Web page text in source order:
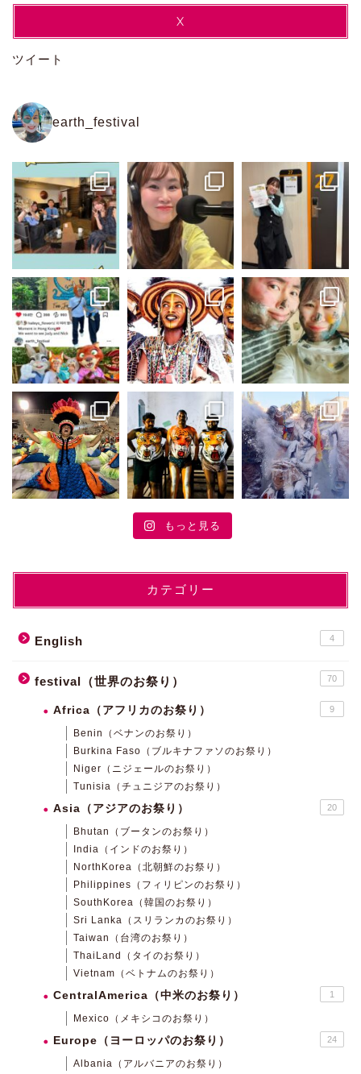
X
ツイート
earth_festival
もっと見る
カテゴリー
English 4
festival（世界のお祭り） 70
Africa（アフリカのお祭り） 9
Benin（ベナンのお祭り）
Burkina Faso（ブルキナファソのお祭り）
Niger（ニジェールのお祭り）
Tunisia（チュニジアのお祭り）
Asia（アジアのお祭り） 20
Bhutan（ブータンのお祭り）
India（インドのお祭り）
NorthKorea（北朝鮮のお祭り）
Philippines（フィリピンのお祭り）
SouthKorea（韓国のお祭り）
Sri Lanka（スリランカのお祭り）
Taiwan（台湾のお祭り）
ThaiLand（タイのお祭り）
Vietnam（ベトナムのお祭り）
CentralAmerica（中米のお祭り） 1
Mexico（メキシコのお祭り）
Europe（ヨーロッパのお祭り） 24
Albania（アルバニアのお祭り）